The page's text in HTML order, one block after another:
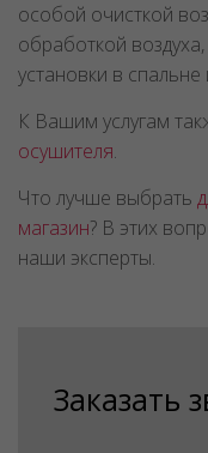
особой очисткой
обработкой
установки в спальне
К Вашим услугам
осушителя.
Что лучше выбрать
магазин? В этих
наши эксперты.
Заказать